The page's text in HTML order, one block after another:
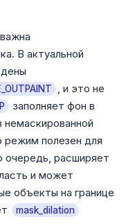
В актуальной
, и это не
заполняет фон в
немаскированной
режим полезен для
очередь, расширяет
и может
объекты на границе
mask_dilation